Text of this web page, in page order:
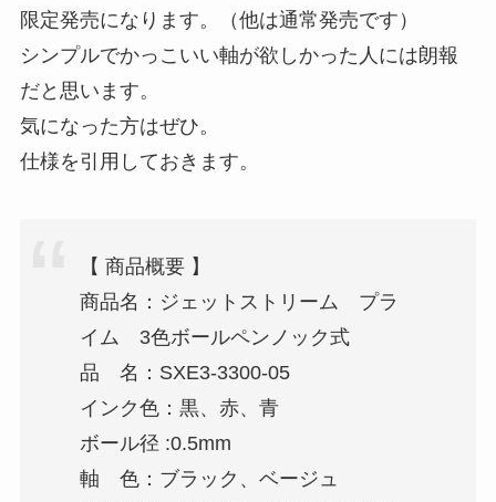
限定発売になります。（他は通常発売です）
シンプルでかっこいい軸が欲しかった人には朗報
だと思います。
気になった方はぜひ。
仕様を引用しておきます。
【 商品概要 】
商品名：ジェットストリーム プラ
イム 3色ボールペンノック式
品 名：SXE3-3300-05
インク色：黒、赤、青
ボール径 :0.5mm
軸 色：ブラック、ベージュ